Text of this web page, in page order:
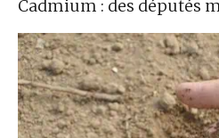
Cadmium : des députés